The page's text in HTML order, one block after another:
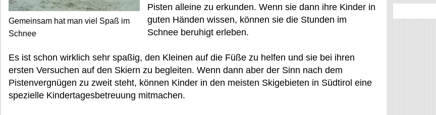
Gemeinsam hat man viel Spaß im
Schnee
Pisten alleine zu erkunden. Wenn sie dann ihre Kinder in
guten Händen wissen, können sie die Stunden im
Schnee beruhigt erleben.
Es ist schon wirklich sehr spaßig, den Kleinen auf die Füße zu helfen und sie bei ihren
ersten Versuchen auf den Skiern zu begleiten. Wenn dann aber der Sinn nach dem
Pistenvergnügen zu zweit steht, können Kinder in den meisten Skigebieten in Südtirol eine
spezielle Kindertagesbetreuung mitmachen.